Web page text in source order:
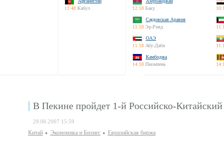
11:48 Кабул
12:18 Баку
Саудовская Аравия
11:18 Эр-Рияд
ОАЭ
11:18 Абу-Даби
Камбоджа
14:18 Пномпень
В Пекине пройдет 1-й Российско-
29.06.2007 15:59
Китай Экономика и Бизнес Евразийская биржа